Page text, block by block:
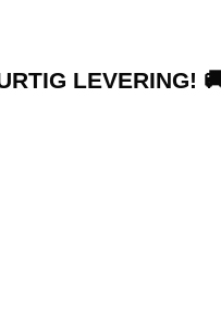
LEVERING!